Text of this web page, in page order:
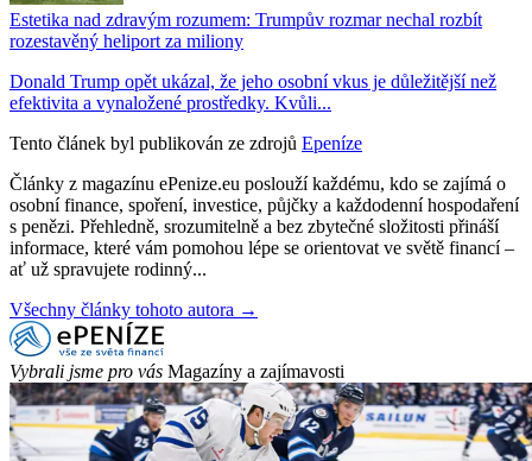
Estetika nad zdravým rozumem: Trumpův rozmar nechal rozbít
rozestavěný heliport za miliony
Donald Trump opět ukázal, že jeho osobní vkus je důležitější než
efektivita a vynaložené prostředky. Kvůli...
Tento článek byl publikován ze zdrojů Epeníze
Články z magazínu ePenize.eu poslouží každému, kdo se zajímá o
osobní finance, spoření, investice, půjčky a každodenní hospodaření
s penězi. Přehledně, srozumitelně a bez zbytečné složitosti přináší
informace, které vám pomohou lépe se orientovat ve světě financí –
ať už spravujete rodinný...
Všechny články tohoto autora →
Vybrali jsme pro vás Magazíny a zajímavosti